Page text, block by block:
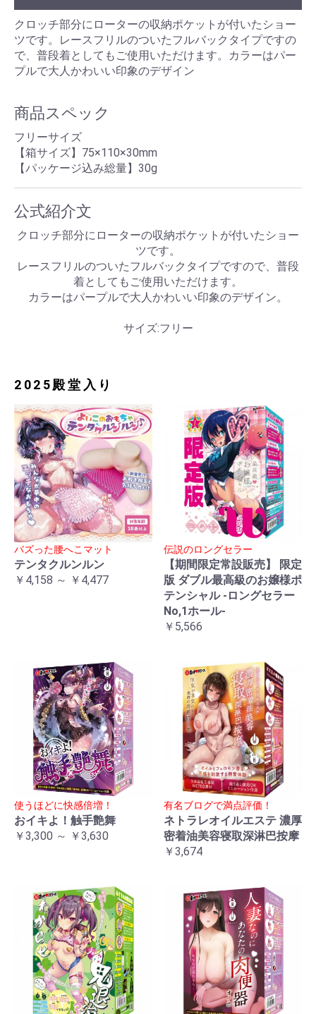
クロッチ部分にローターの収納ポケットが付いたショー
ツです。レースフリルのついたフルバックタイプですの
で、普段着としてもご使用いただけます。カラーはパー
プルで大人かわいい印象のデザイン
商品スペック
フリーサイズ
【箱サイズ】75×110×30mm
【パッケージ込み総量】30g
公式紹介文
クロッチ部分にローターの収納ポケットが付いたショー
ツです。
レースフリルのついたフルバックタイプですので、普段
着としてもご使用いただけます。
カラーはパープルで大人かわいい印象のデザイン。
サイズ:フリー
2025殿堂入り
バズった腰へこマット
テンタクルンルン
￥4,158 ～ ￥4,477
伝説のロングセラー
【期間限定常設販売】 限定
版 ダブル最高級のお嬢様ポ
テンシャル -ロングセラー
No,1ホール-
￥5,566
使うほどに快感倍増！
おイキよ！触手艶舞
￥3,300 ～ ￥3,630
有名ブログで満点評価！
ネトラレオイルエステ 濃厚
密着油美容寝取深淋巴按摩
￥3,674